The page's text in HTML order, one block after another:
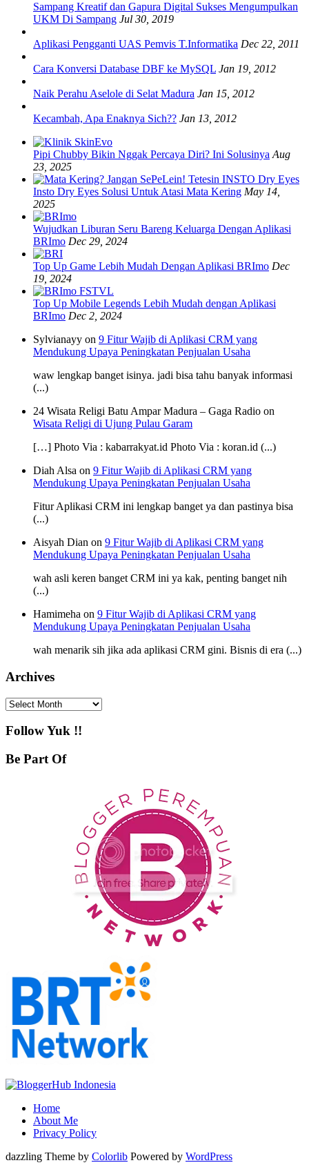
Sampang Kreatif dan Gapura Digital Sukses Mengumpulkan
UKM Di Sampang Jul 30, 2019
Aplikasi Pengganti UAS Pemvis T.Informatika Dec 22, 2011
Cara Konversi Database DBF ke MySQL Jan 19, 2012
Naik Perahu Aselole di Selat Madura Jan 15, 2012
Kecambah, Apa Enaknya Sich?? Jan 13, 2012
Pipi Chubby Bikin Nggak Percaya Diri? Ini Solusinya Aug
23, 2025
Insto Dry Eyes Solusi Untuk Atasi Mata Kering May 14,
2025
Wujudkan Liburan Seru Bareng Keluarga Dengan Aplikasi
BRImo Dec 29, 2024
Top Up Game Lebih Mudah Dengan Aplikasi BRImo Dec
19, 2024
Top Up Mobile Legends Lebih Mudah dengan Aplikasi
BRImo Dec 2, 2024
Sylvianayy on 9 Fitur Wajib di Aplikasi CRM yang
Mendukung Upaya Peningkatan Penjualan Usaha
waw lengkap banget isinya. jadi bisa tahu banyak informasi
(...)
24 Wisata Religi Batu Ampar Madura – Gaga Radio on
Wisata Religi di Ujung Pulau Garam
[…] Photo Via : kabarrakyat.id Photo Via : koran.id (...)
Diah Alsa on 9 Fitur Wajib di Aplikasi CRM yang
Mendukung Upaya Peningkatan Penjualan Usaha
Fitur Aplikasi CRM ini lengkap banget ya dan pastinya bisa
(...)
Aisyah Dian on 9 Fitur Wajib di Aplikasi CRM yang
Mendukung Upaya Peningkatan Penjualan Usaha
wah asli keren banget CRM ini ya kak, penting banget nih
(...)
Hamimeha on 9 Fitur Wajib di Aplikasi CRM yang
Mendukung Upaya Peningkatan Penjualan Usaha
wah menarik sih jika ada aplikasi CRM gini. Bisnis di era (...)
Archives
Archives
Follow Yuk !!
Be Part Of
Home
About Me
Privacy Policy
dazzling Theme by Colorlib Powered by WordPress